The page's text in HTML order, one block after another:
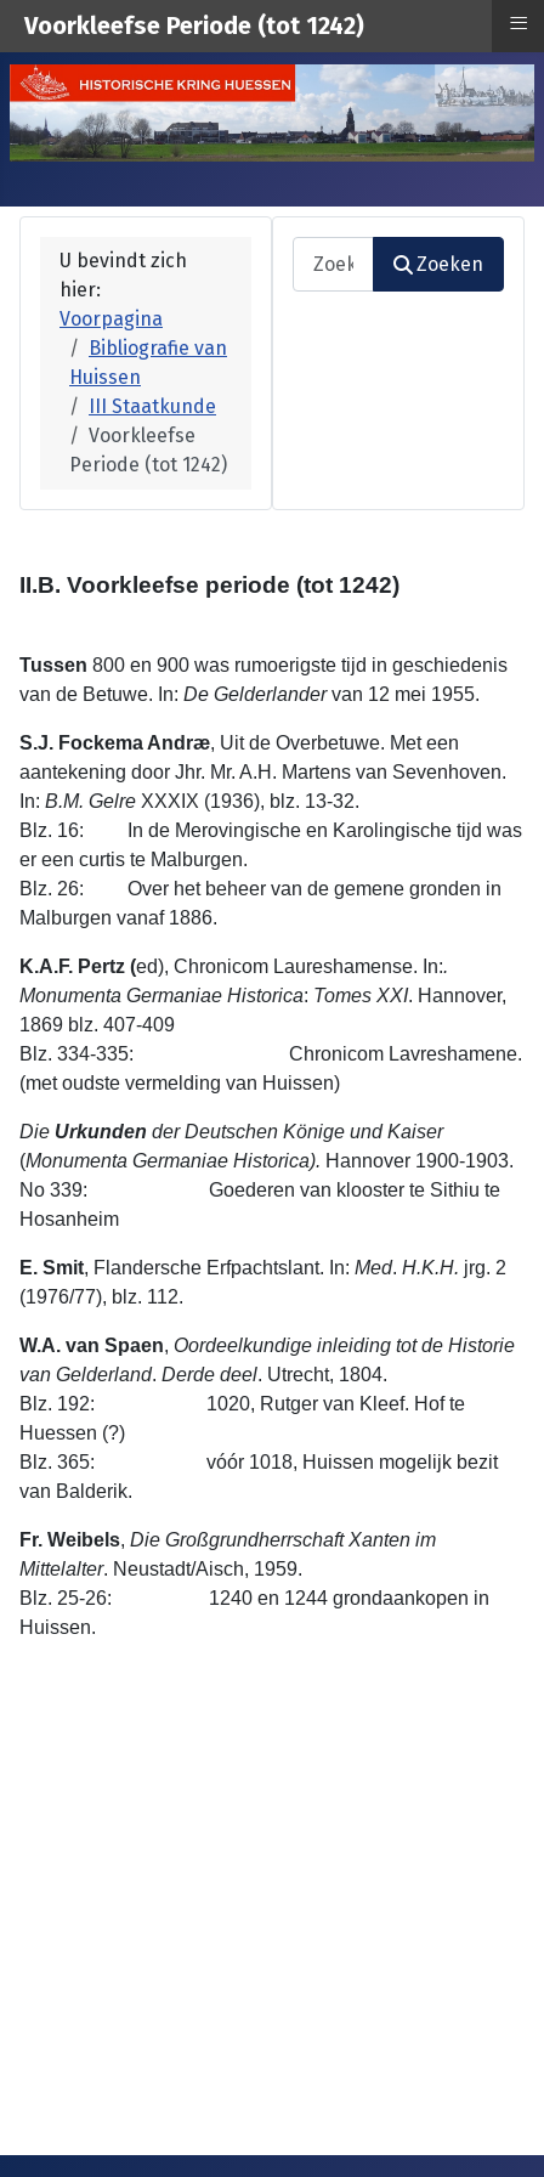
U bevindt zich
hier:
Voorpagina
Bibliografie van
Huissen
III Staatkunde
Voorkleefse
Periode (tot 1242)
Zoeken
Zoeken
II.B. Voorkleefse periode (tot 1242)
Tussen 800 en 900 was rumoerigste tijd in geschiedenis
van de Betuwe. In: De Gelderlandervan 12 mei 1955.
S.J. Fockema Andræ, Uit de Overbetuwe. Met een
aantekening door Jhr. Mr. A.H. Martens van Sevenhoven.
In: B.M. Gelre XXXIX (1936), blz. 13-32.
Blz. 16: In de Merovingische en Karolingische tijd was
er een curtis te Malburgen.
Blz. 26: Over het beheer van de gemene gronden in
Malburgen vanaf 1886.
K.A.F. Pertz (ed), Chronicom Laureshamense. In:.
Monumenta Germaniae Historica: Tomes XXI. Hannover,
1869 blz. 407-409
Blz. 334-335: Chronicom Lavreshamene.
(met oudste vermelding van Huissen)
Die Urkunden der Deutschen Könige und Kaiser
(Monumenta Germaniae Historica). Hannover 1900-1903.
No 339: Goederen van klooster te Sithiu te
Hosanheim
E. Smit, Flandersche Erfpachtslant. In: Med. H.K.H. jrg. 2
(1976/77), blz. 112.
W.A. van Spaen, Oordeelkundige inleiding tot de Historie
van Gelderland. Derde deel. Utrecht, 1804.
Blz. 192: 1020, Rutger van Kleef. Hof te
Huessen (?)
Blz. 365: vóór 1018, Huissen mogelijk bezit
van Balderik.
Fr. Weibels, Die Großgrundherrschaft Xanten im
Mittelalter. Neu­stadt/Aisch, 1959.
Blz. 25-26: 1240 en 1244 grondaankopen in
Huissen.
Voorkleefse Periode (tot 1242) ≡